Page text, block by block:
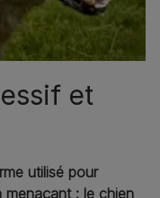
et
utilisé pour
menaçant : le chien